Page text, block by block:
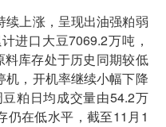
续上涨，呈现出油强粕弱
进口大豆7069.2万吨，
库存处于历史同期较低
，开机率继续小幅下降
粕日均成交量由54.2万
仍在低水平，截至11月1